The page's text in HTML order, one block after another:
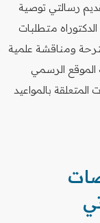
رسالتي توصية
متطلبات
ومناقشة علمية
الرسمي
بالمواعيد